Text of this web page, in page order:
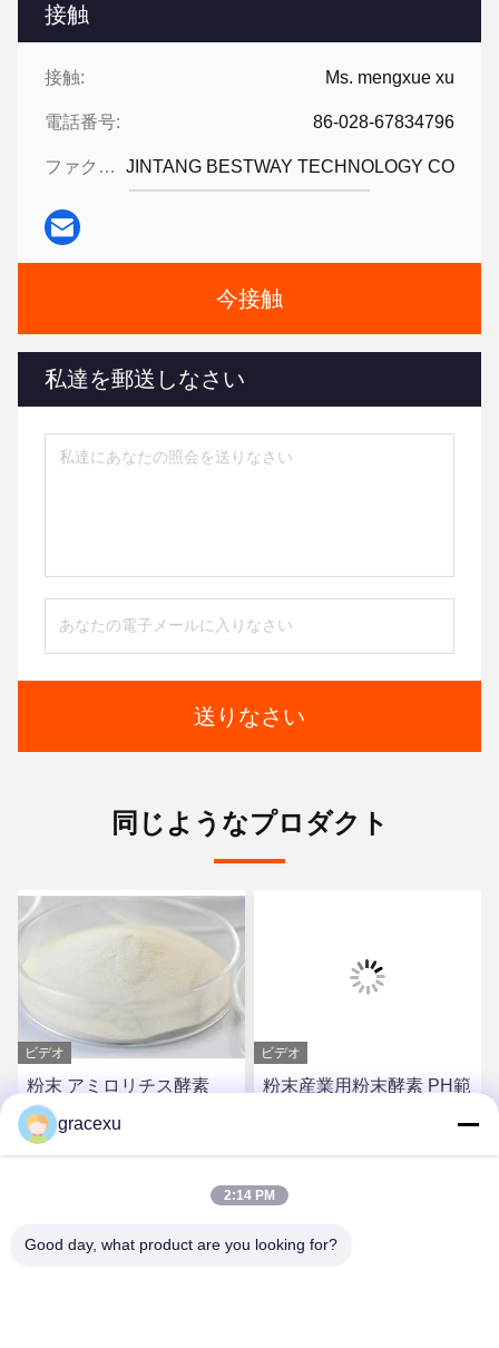
接触
接触: Ms. mengxue xu
電話番号: 86-028-67834796
ファクシミリ: JINTANG BESTWAY TECHNOLOGY CO
今接触
私達を郵送しなさい
送りなさい
同じようなプロダクト
ビデオ
粉末 アミロリチス酵素
PH 範囲 4.5-6.5 様々な製
造プロセスで
ビデオ
粉末産業用粉末酵素 PH範
gracexu
2:14 PM
Good day, what product are you looking for?